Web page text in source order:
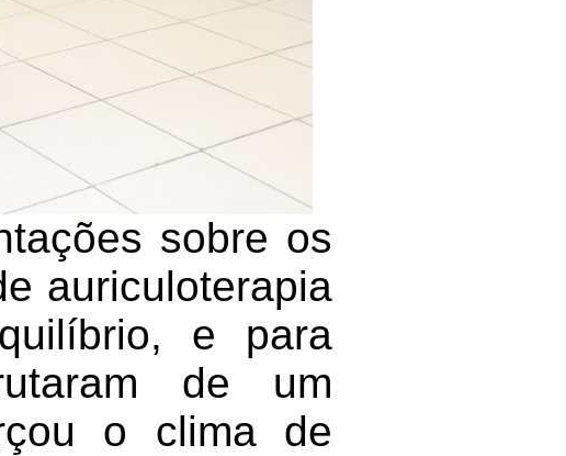
sobre os
auriculoterapia
e para
de um
o clima de